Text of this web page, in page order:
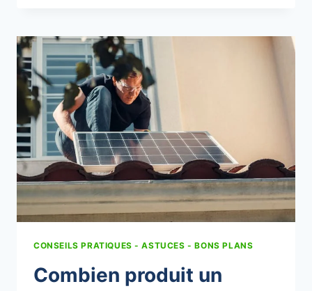
SOLUTION
SOLAIRE
SANS
INVESTISSEMENT
INITIAL
AVEC
IHE
ENERGIES
&
SUNLIB
CONSEILS PRATIQUES - ASTUCES - BONS PLANS
Combien produit un